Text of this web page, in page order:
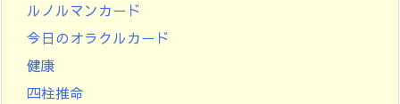
ルノルマンカード
今日のオラクルカード
健康
四柱推命